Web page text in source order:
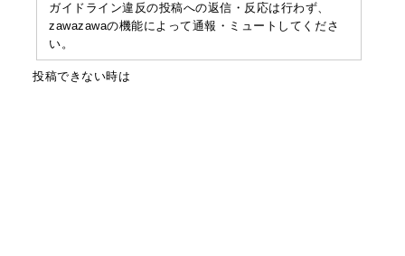
ガイドライン違反の投稿への返信・反応は行わず、
zawazawaの機能によって通報・ミュートしてくださ
い。
投稿できない時は